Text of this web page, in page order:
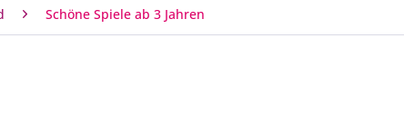
Schöne Spiele ab 3 Jahren